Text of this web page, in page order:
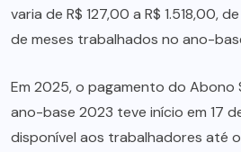
varia de R$ 127,00 a R$ 1.518,00,
de meses trabalhados no ano-
Em 2025, o pagamento do Abono
ano-base 2023 teve início em 17
disponível aos trabalhadores até